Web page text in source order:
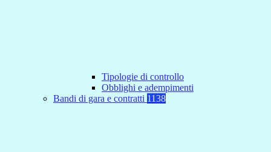
Tipologie di controllo
Obblighi e adempimenti
Bandi di gara e contratti 1138